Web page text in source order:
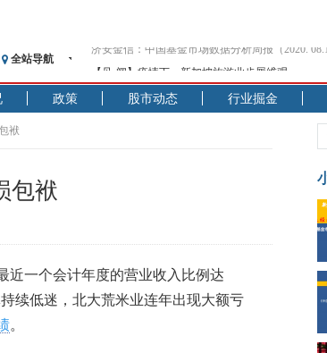
全站导航
记者手记：疫情下的香港零售业如何浴火重生？
【见·闻】疫情下一家香港传统零售商的转型突围
济安金信：中国基金市场数据分析周报（2020.
【新华财经调查】同业存单、结构性存款玩起“跷
央行公开市场净投放300亿元 短端资金利率明显下
基本面及股市双轮冲击 债市回调十年期债表现最
沥青期货连续两日涨逾3% 沪银及两粕涨势喜人
恒生聚源：北斗收官之星发射成功，全产业链解析
济安金信：中国基金市场数据分析周报（2020.
政策 股市动态 行业掘金
袱
包袱
近一个会计年度的营业收入比例达
续低迷，北大荒米业连年出现大额亏
。